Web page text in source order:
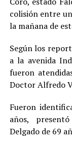
colisión entre
la mañana de
Según los
a la avenida
fueron
Doctor Alfredo
Fueron
años,
Delgado de 69